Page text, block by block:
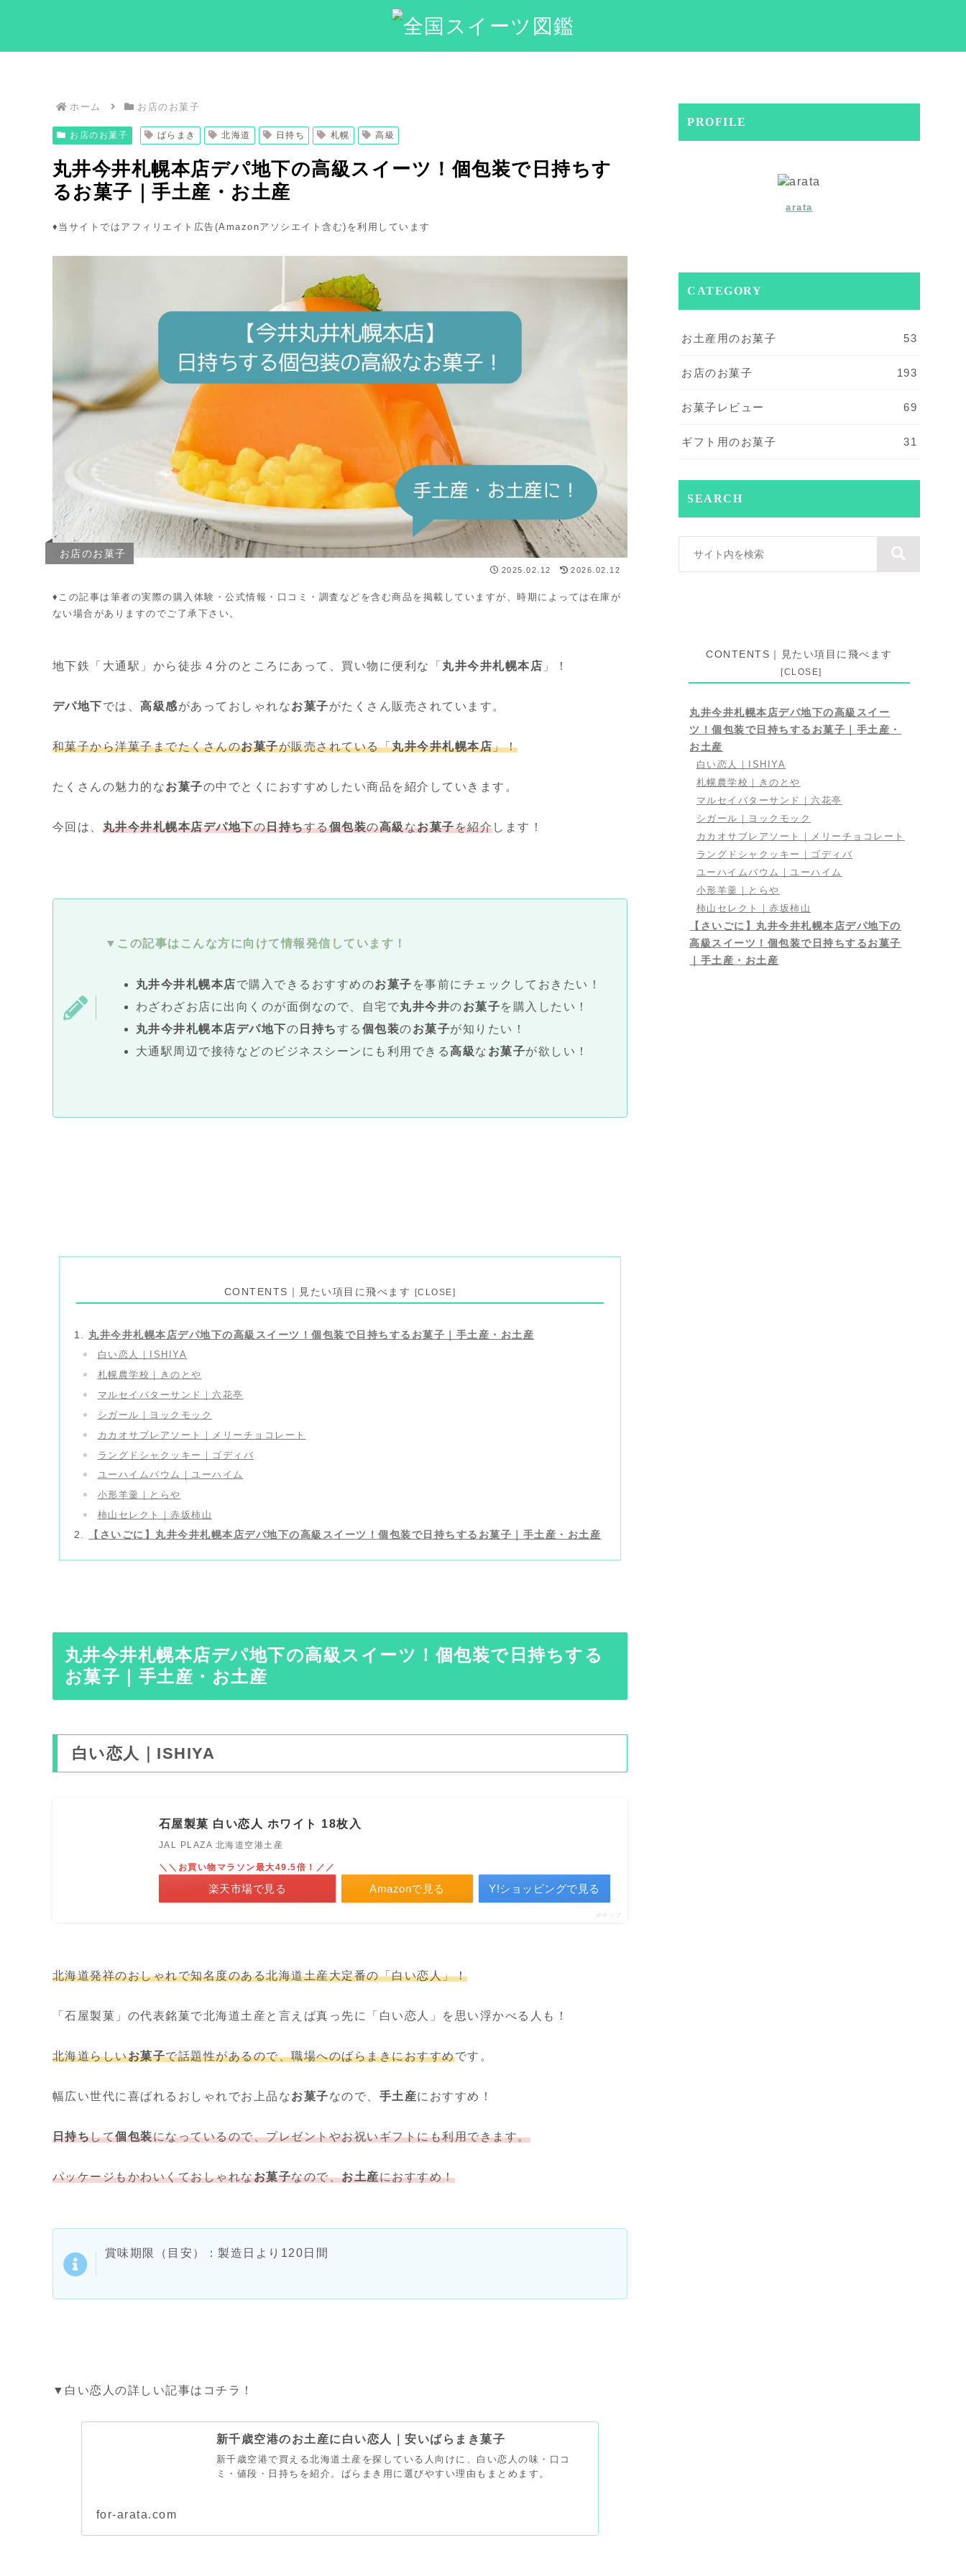
ホーム お店のお菓子
お店のお菓子 ばらまき 北海道 日持ち 札幌 高級
丸井今井札幌本店デパ地下の高級スイーツ！個包装で日持ちす
るお菓子｜手土産・お土産
♦︎当サイトではアフィリエイト広告(Amazonアソシエイト含む)を利用しています
お店のお菓子
2025.02.12 2026.02.12
♦︎この記事は筆者の実際の購入体験・公式情報・口コミ・調査などを含む商品を掲載していますが、時期によっては在庫が
ない場合がありますのでご了承下さい。
地下鉄「大通駅」から徒歩４分のところにあって、買い物に便利な「 丸井今井札幌本店 」！
デパ地下では、高級感があっておしゃれなお菓子がたくさん販売されています。
和菓子から洋菓子までたくさんのお菓子が販売されている「丸井今井札幌本店」！
たくさんの魅力的なお菓子の中でとくにおすすめしたい商品を紹介していきます。
今回は、 丸井今井札幌本店デパ地下の日持ちする個包装の高級なお菓子を紹介します！
▼この記事はこんな方に向けて情報発信しています！
丸井今井札幌本店で購入できるおすすめのお菓子 を事前にチェックしておきたい！
わざわざお店に出向くのが面倒なので、自宅で丸井今井のお菓子を購入したい！
丸井今井札幌本店デパ地下の 日持ちする 個包装のお菓子が知りたい！
大通駅周辺で接待などのビジネスシーンにも利用できる高級な お菓子が欲しい！
CONTENTS｜見たい項目に飛べます
丸井今井札幌本店デパ地下の高級スイーツ！個包装で日持ちするお菓子｜手土産・お土産
白い恋人｜ISHIYA
札幌農学校｜きのとや
マルセイバターサンド｜六花亭
シガール｜ヨックモック
カカオサブレアソート｜メリーチョコレート
ラングドシャクッキー｜ゴディバ
ユーハイムバウム｜ユーハイム
小形羊羹｜とらや
柿山セレクト｜赤坂柿山
【さいごに】丸井今井札幌本店デパ地下の高級スイーツ！個包装で日持ちするお菓子｜手土産・お土産
丸井今井札幌本店デパ地下の高級スイーツ！個包装で日持ちする
お菓子｜手土産・お土産
白い恋人｜ISHIYA
石屋製菓 白い恋人 ホワイト 18枚入
JAL PLAZA 北海道空港土産
Amazonで見る
＼＼お買い物マラソン最大49.5倍！／／
楽天市場で見る Y!ショッピングで見る
ポチップ
北海道発祥のおしゃれで知名度のある北海道土産大定番の「白い恋人」！
「石屋製菓」の代表銘菓で北海道土産と言えば真っ先に「白い恋人」を思い浮かべる人も！
北海道らしいお菓子で話題性があるので、職場へのばらまきにおすすめです。
幅広い世代に喜ばれるおしゃれでお上品なお菓子なので、 手土産におすすめ！
日持ちして個包装になっているので、プレゼントやお祝いギフトにも利用できます。
パッケージもかわいくておしゃれなお菓子なので、お土産におすすめ！
賞味期限（目安）：製造日より120日間
▼白い恋人の詳しい記事はコチラ！
新千歳空港のお土産に白い恋人｜安いばらまき菓子
新千歳空港で買える北海道土産を探している人向けに、白い恋人の味・口コ
ミ・値段・日持ちを紹介。ばらまき用に選びやすい理由もまとめます。
for-arata.com
PROFILE
arata
CATEGORY
お土産用のお菓子 53
お店のお菓子 193
お菓子レビュー 69
ギフト用のお菓子 31
SEARCH
CONTENTS｜見たい項目に飛べます
丸井今井札幌本店デパ地下の高級スイー
ツ！個包装で日持ちするお菓子｜手土産・
お土産
白い恋人｜ISHIYA
札幌農学校｜きのとや
マルセイバターサンド｜六花亭
シガール｜ヨックモック
カカオサブレアソート｜メリーチョコレート
ラングドシャクッキー｜ゴディバ
ユーハイムバウム｜ユーハイム
小形羊羹｜とらや
柿山セレクト｜赤坂柿山
【さいごに】丸井今井札幌本店デパ地下の
高級スイーツ！個包装で日持ちするお菓子
｜手土産・お土産